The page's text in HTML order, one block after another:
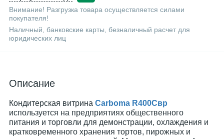
Внимание! Разгрузка товара осуществляется силами
покупателя!
Наличный, банковские карты, безналичный расчет для
юридических лиц
Описание
Кондитерская витрина Carboma R400Cвр
используется на предприятиях общественного
питания и торговли для демонстрации, охлаждения и
кратковременного хранения тортов, пирожных и